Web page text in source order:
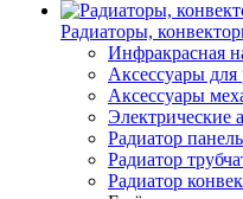
Радиаторы,
Инфракрасная
Аксессуары для
Аксессуары
Электрические
Радиатор
Радиатор
Радиатор